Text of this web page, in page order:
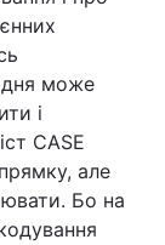
дня може
і
CASE
але
Бо на